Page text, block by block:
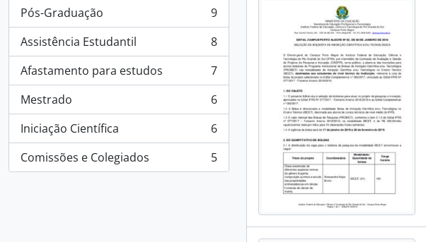
Pós-Graduação
, 9 results
9
Assistência Estudantil
, 8 results
8
Afastamento para estudos
, 7 results
7
Mestrado
, 6 results
6
Iniciação Científica
, 6 results
6
Comissões e Colegiados
, 5 results 5